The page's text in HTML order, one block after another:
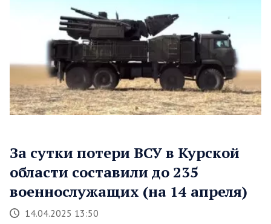
За сутки потери ВСУ в Курской
области составили до 235
военнослужащих (на 14 апреля)
14.04.2025 13:50